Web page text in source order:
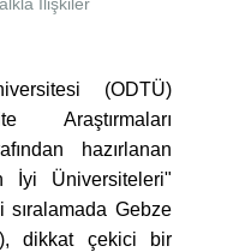
İlişkiler
(ODTÜ)
Araştırmaları
hazırlanan
İyi Üniversiteleri"
sıralamada Gebze
dikkat çekici bir